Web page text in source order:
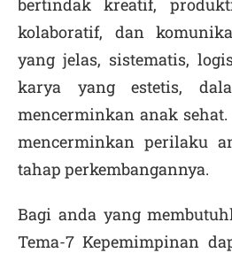
bertindak kreatif,
kolaboratif, dan
yang jelas, sistematis,
karya yang estetis,
mencerminkan anak
mencerminkan perilaku
tahap perkembangannya.
Bagi anda yang
Tema-7 Kepemimpinan